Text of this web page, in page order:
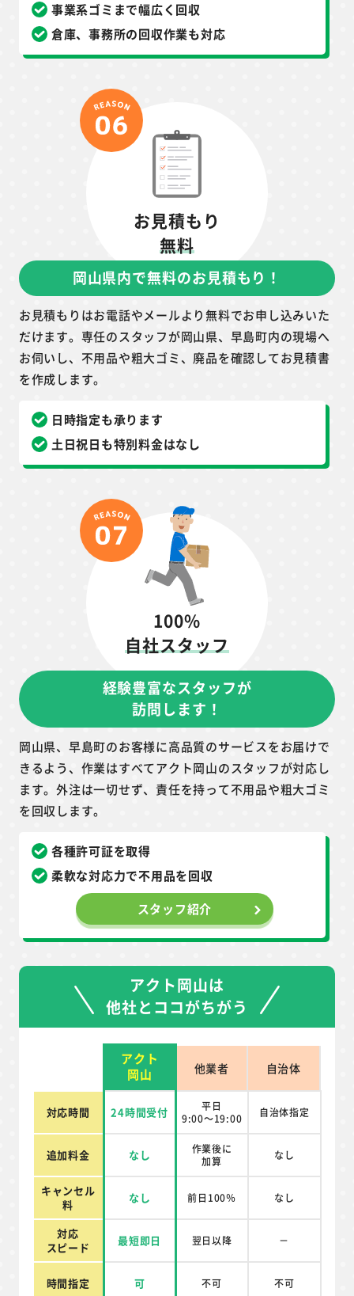
事業系ゴミまで幅広く回収
倉庫、事務所の回収作業も対応
お見積もり
無料
岡山県内で無料のお見積もり！
お見積もりはお電話やメールより無料でお申し込みいた
だけます。専任のスタッフが岡山県、早島町内の現場へ
お伺いし、不用品や粗大ゴミ、廃品を確認してお見積書
を作成します。
日時指定も承ります
土日祝日も特別料金はなし
100%
自社スタッフ
経験豊富なスタッフが
訪問します！
岡山県、早島町のお客様に高品質のサービスをお届けで
きるよう、作業はすべてアクト岡山のスタッフが対応し
ます。外注は一切せず、責任を持って不用品や粗大ゴミ
を回収します。
各種許可証を取得
柔軟な対応力で不用品を回収
スタッフ紹介
アクト岡山は
他社とココがちがう
アクト
岡山
他業者 自治体
対応時間 24時間受付
平日
9:00～19:00
自治体指定
追加料金 なし
作業後に
加算
なし
キャンセル
料
なし 前日100％ なし
対応
スピード
最短即日 翌日以降 －
時間指定 可 不可 不可